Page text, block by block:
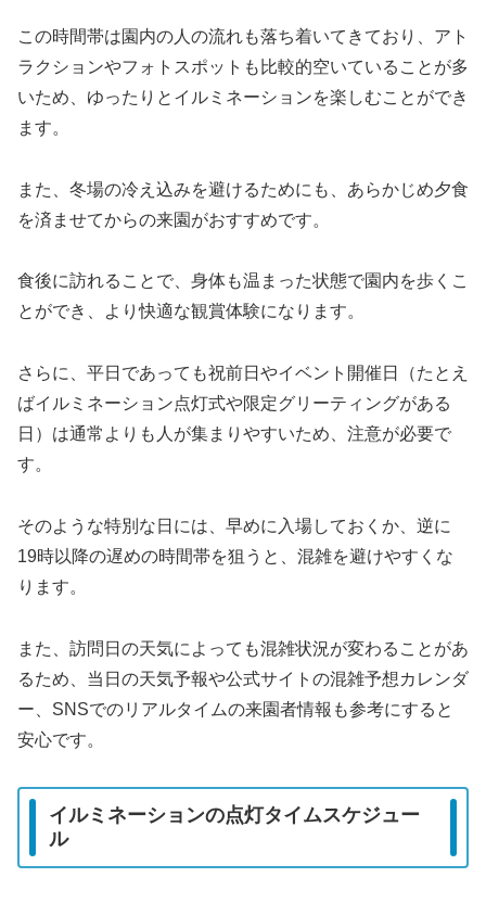
この時間帯は園内の人の流れも落ち着いてきており、アト
ラクションやフォトスポットも比較的空いていることが多
いため、ゆったりとイルミネーションを楽しむことができ
ます。
また、冬場の冷え込みを避けるためにも、あらかじめ夕食
を済ませてからの来園がおすすめです。
食後に訪れることで、身体も温まった状態で園内を歩くこ
とができ、より快適な観賞体験になります。
さらに、平日であっても祝前日やイベント開催日（たとえ
ばイルミネーション点灯式や限定グリーティングがある
日）は通常よりも人が集まりやすいため、注意が必要で
す。
そのような特別な日には、早めに入場しておくか、逆に
19時以降の遅めの時間帯を狙うと、混雑を避けやすくな
ります。
また、訪問日の天気によっても混雑状況が変わることがあ
るため、当日の天気予報や公式サイトの混雑予想カレンダ
ー、SNSでのリアルタイムの来園者情報も参考にすると
安心です。
イルミネーションの点灯タイムスケジュー
ル